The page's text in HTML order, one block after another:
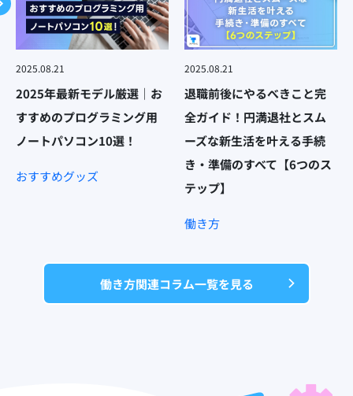
2025.08.21
2025年最新モデル厳選｜お
すすめのプログラミング用
ノートパソコン10選！
おすすめグッズ
2025.08.21
退職前後にやるべきこと完
全ガイド！円満退社とスム
ーズな新生活を叶える手続
き・準備のすべて【6つのス
テップ】
働き方
働き方関連コラム一覧を見る